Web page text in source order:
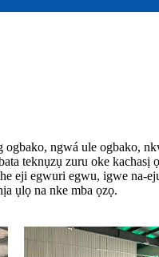
ngwá ule ogbako,
teknụzụ zuru oke kachasị
eji egwuri egwu, igwe na-
ụlọ na nke mba ọzọ.